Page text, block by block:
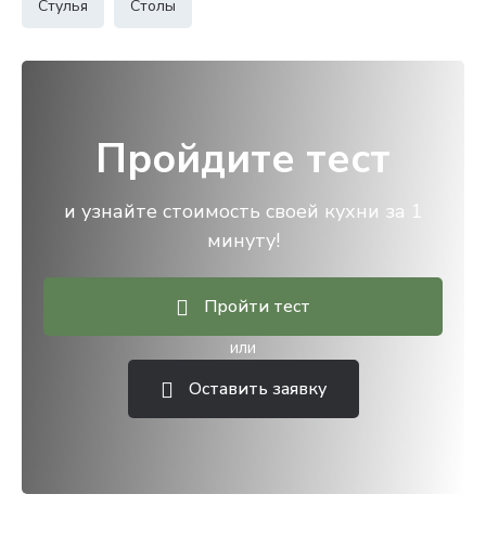
Стулья Столы
Пройдите тест
и узнайте стоимость своей кухни за 1
минуту!
Пройти тест
или
Оставить заявку